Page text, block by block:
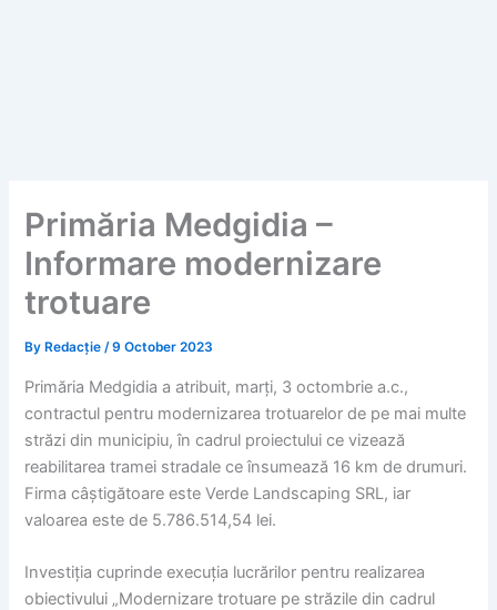
Primăria Medgidia –
Informare modernizare
trotuare
By Redacție/9 October 2023
Primăria Medgidia a atribuit, marți, 3 octombrie a.c.,
contractul pentru modernizarea trotuarelor de pe mai multe
străzi din municipiu, în cadrul proiectului ce vizează
reabilitarea tramei stradale ce însumează 16 km de drumuri.
Firma câștigătoare este Verde Landscaping SRL, iar
valoarea este de 5.786.514,54 lei.
Investiția cuprinde execuția lucrărilor pentru realizarea
obiectivului „Modernizare trotuare pe străzile din cadrul